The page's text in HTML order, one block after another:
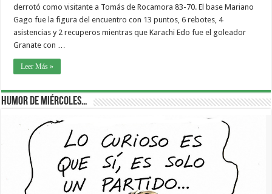
derrotó como visitante a Tomás de Rocamora 83-70. El base Mariano
Gago fue la figura del encuentro con 13 puntos, 6 rebotes, 4
asistencias y 2 recuperos mientras que Karachi Edo fue el goleador
Granate con …
Leer Más »
Humor de Miércoles…